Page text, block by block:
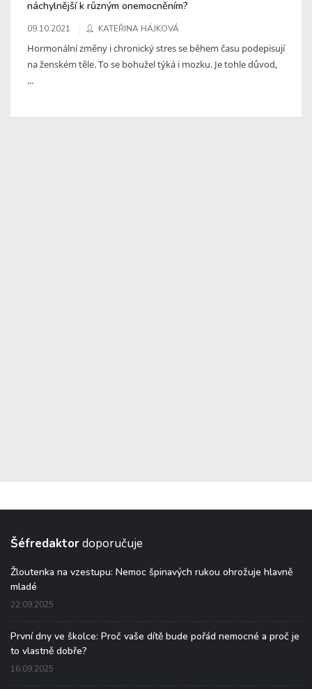
náchylnější k různým onemocněním?
09.10.2021 KATEŘINA HÁJKOVÁ
Hormonální změny i chronický stres se během času podepisují
na ženském těle. To se bohužel týká i mozku. Je tohle důvod,
...
Šéfredaktordoporučuje
Žloutenka na vzestupu: Nemoc špinavých rukou ohrožuje hlavně
mladé
22.09.2025
První dny ve školce: Proč vaše dítě bude pořád nemocné a proč je
to vlastně dobře?
16.09.2025